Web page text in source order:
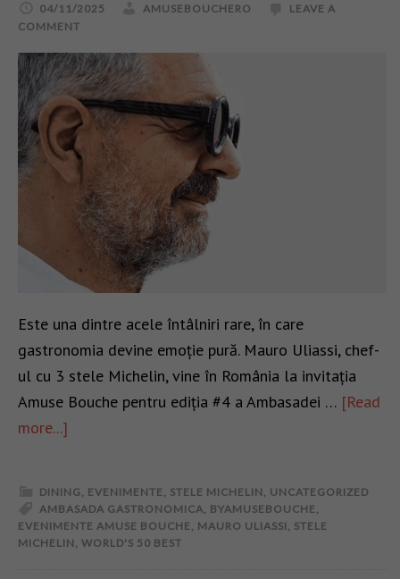
04/11/2025 AMUSEBOUCHERO
LEAVE A
COMMENT
Este una dintre acele întâlniri rare, în care
gastronomia devine emoție pură. Mauro Uliassi, chef-
ul cu 3 stele Michelin, vine în România la invitația
Amuse Bouche pentru ediția #4 a Ambasadei … [Read
more...]
DINING , EVENIMENTE, STELE MICHELIN , UNCATEGORIZED
AMBASADA GASTRONOMICA, BYAMUSEBOUCHE,
EVENIMENTE AMUSE BOUCHE, MAURO ULIASSI , STELE
MICHELIN , WORLD'S 50 BEST